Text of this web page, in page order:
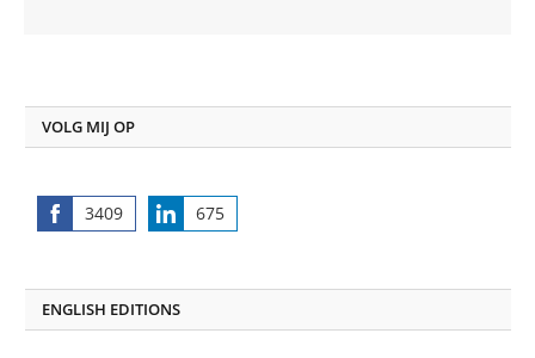
VOLG MIJ OP
3409
Share
675
Share
ENGLISH EDITIONS